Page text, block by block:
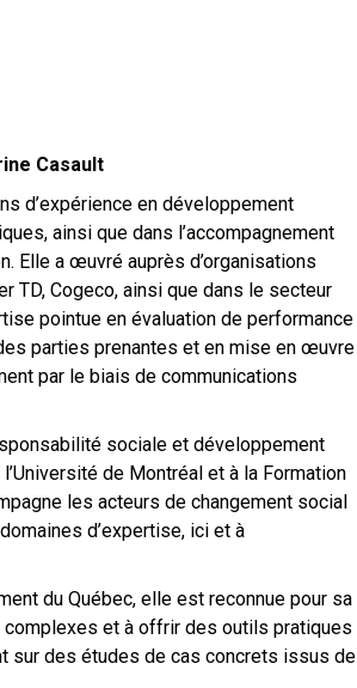
Casault
d’expérience en développement
ainsi que dans l’accompagnement
Elle a œuvré auprès d’organisations
TD, Cogeco, ainsi que dans le secteur
pointue en évaluation de performance
parties prenantes et en mise en œuvre
par le biais de communications
sociale et développement
de Montréal et à la Formation
les acteurs de changement social
d’expertise, ici et à
du Québec, elle est reconnue pour sa
et à offrir des outils pratiques
sur des études de cas concrets issus de